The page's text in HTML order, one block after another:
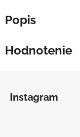
Popis
Hodnotenie
Instagram